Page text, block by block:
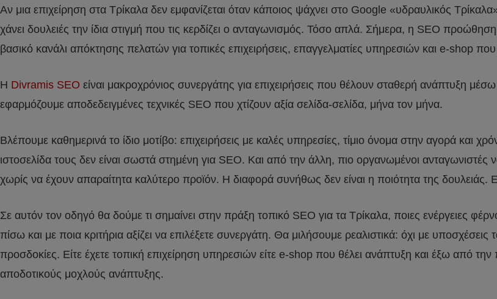
Αν μια επιχείρηση στα Τρίκαλα δεν εμφανίζεται όταν κάποιος ψάχνει στο Google «υδραυλικός
χάνει δουλειές την ίδια στιγμή που τις κερδίζει ο ανταγωνισμός. Τόσο απλά. Σήμερα, η SEO
βασικό κανάλι απόκτησης πελατών για τοπικές επιχειρήσεις, επαγγελματίες υπηρεσιών και e-shop
Η Divramis SEO είναι μακροχρόνιος συνεργάτης για επιχειρήσεις που θέλουν σταθερή ανάπτυξη
εφαρμόζουμε αποδεδειγμένες τεχνικές SEO που χτίζουν αξία σελίδα-σελίδα, μήνα τον μήνα.
Βλέπουμε καθημερινά το ίδιο μοτίβο: επιχειρήσεις με καλές υπηρεσίες, τίμιο όνομα στην αγορά και
ιστοσελίδα τους δεν είναι σωστά στημένη για SEO. Και από την άλλη, πιο οργανωμένοι
χωρίς να έχουν απαραίτητα καλύτερο προϊόν. Η διαφορά συνήθως δεν είναι η ποιότητα της δουλειάς.
Σε αυτόν τον οδηγό θα δούμε τι σημαίνει στην πράξη τοπικό SEO για τα Τρίκαλα, ποιες ενέργειες
πίσω και με ποια κριτήρια αξίζει να επιλέξετε συνεργάτη. Θα μιλήσουμε ρεαλιστικά: όχι με
προσδοκίες. Είτε έχετε τοπική επιχείρηση υπηρεσιών είτε e-shop που θέλει ανάπτυξη και έξω από
αποδοτικούς μοχλούς ανάπτυξης.